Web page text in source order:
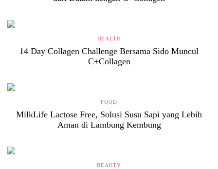
HEALTH
14 Day Collagen Challenge Bersama Sido Muncul
C+Collagen
FOOD
MilkLife Lactose Free, Solusi Susu Sapi yang Lebih
Aman di Lambung Kembung
BEAUTY